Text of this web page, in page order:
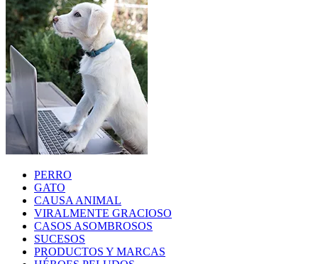
PERRO
GATO
CAUSA ANIMAL
VIRALMENTE GRACIOSO
CASOS ASOMBROSOS
SUCESOS
PRODUCTOS Y MARCAS